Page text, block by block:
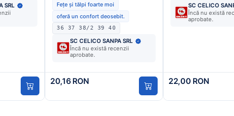
SRL
Fețe și tălpi foarte moi
oferă un confort deosebit.
36 37 38/2 39 40
SC CELICO SANPA SRL
Încă nu există recenzii
aprobate.
20,16 RON
SC CELICO
Încă nu există
aprobate.
22,00 RON